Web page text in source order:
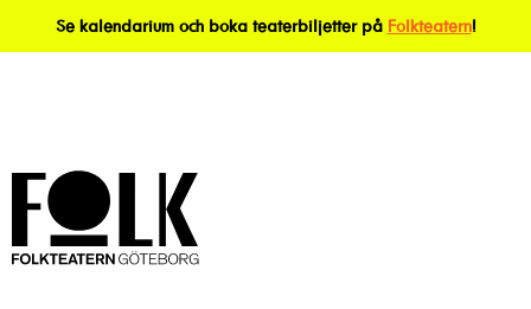
Se kalendarium och boka teaterbiljetter på Folkteatern!